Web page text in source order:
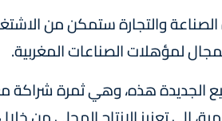
والتجارة ستمكن من
لمؤهلات الصناعات المغربية.
الجديدة هذه، وهي ثمرة شراكة